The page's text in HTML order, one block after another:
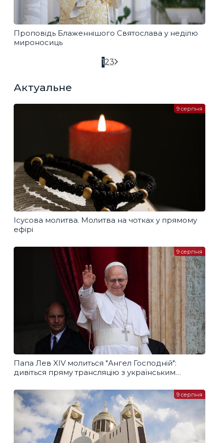
Проповідь Блаженнішого Святослава у неділю
мироносиць
123
Актуальне
Ісусова молитва. Молитва на чотках у прямому
ефірі
9 серпня
Папа Лев XIV молиться "Ангел Господній":
дивіться пряму трансляцію з українським
9 серпня
9 серпня